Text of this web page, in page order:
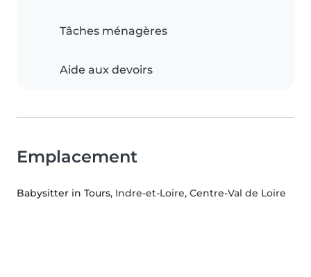
Tâches ménagères
Aide aux devoirs
Emplacement
Babysitter in Tours, Indre-et-Loire, Centre-Val de Loire